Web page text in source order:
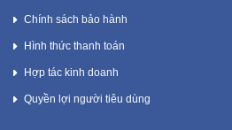
Chính sách bảo hành
Hình thức thanh toán
Hợp tác kinh doanh
Quyền lợi người tiêu dùng